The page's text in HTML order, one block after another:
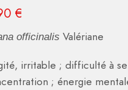
€
officinalis Valériane
irritable ; difficulté à
; énergie